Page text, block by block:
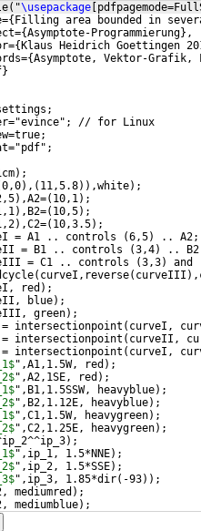
( "\usepackage
{ Filling area bounded in
{Asymptote-Programmierung} ,
{ Klaus Heidrich Goettingen
{Asymptote, Vektor-Grafik,
}
// for Linux
) ;
0,0) , ( 11,5.8)) ,white) ;
) ,A2=( 10,1) ;
) ,B2=( 10,5) ;
) ,C2=( 10,3.5) ;
= A1 .. controls
(6,5)
.. A2;
= B1 .. controls
(3,4)
..
= C1 .. controls
(3,3) and
( curveI,reverse( curveIII )
red ) ;
blue) ;
green) ;
intersectionpoint ( curveI,
intersectionpoint ( curveII,
intersectionpoint ( curveI,
",A1,1.5W, red ) ;
",A2,1SE, red ) ;
",B1,1.5SSW, heavyblue) ;
",B2,1.12E, heavyblue) ;
",C1,1.5W, heavygreen) ;
",C2,1.25E, heavygreen) ;
) ;
",ip_1, 1.5*NNE) ;
",ip_2, 1.5*SSE) ;
",ip_3, 1.85*dir( -93)) ;
mediumred ) ;
mediumblue) ;
mediumgreen